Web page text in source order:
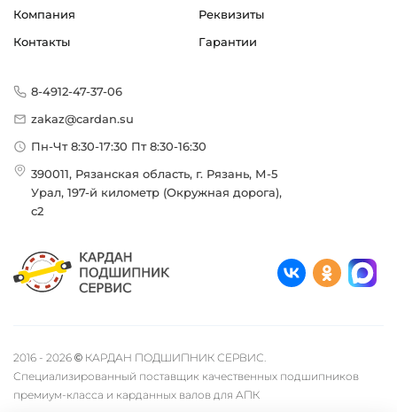
Компания
Реквизиты
Контакты
Гарантии
8-4912-47-37-06
zakaz@cardan.su
Пн-Чт 8:30-17:30 Пт 8:30-16:30
390011, Рязанская область, г. Рязань, М-5
Урал, 197-й километр (Окружная дорога),
с2
2016 - 2026 © КАРДАН ПОДШИПНИК СЕРВИС.
Специализированный поставщик качественных подшипников
премиум-класса и карданных валов для АПК